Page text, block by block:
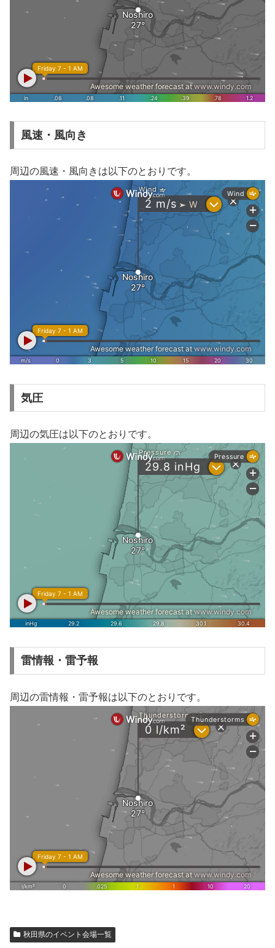
風速・風向き
周辺の風速・風向きは以下のとおりです。
気圧
周辺の気圧は以下のとおりです。
雷情報・雷予報
周辺の雷情報・雷予報は以下のとおりです。
秋田県のイベント会場一覧